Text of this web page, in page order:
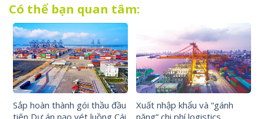
Có thể bạn quan tâm:
Sắp hoàn thành gói thầu đầu
tiên Dự án nạo vét luồng Cái
Xuất nhập khẩu và “gánh
nặng” chi phí logistics